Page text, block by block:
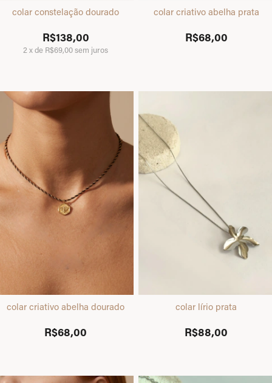
colar constelação dourado
R$138,00
2 xde R$69,00sem juros
colar criativo abelha prata
R$68,00
colar criativo abelha dourado
R$68,00
colar lírio prata
R$88,00